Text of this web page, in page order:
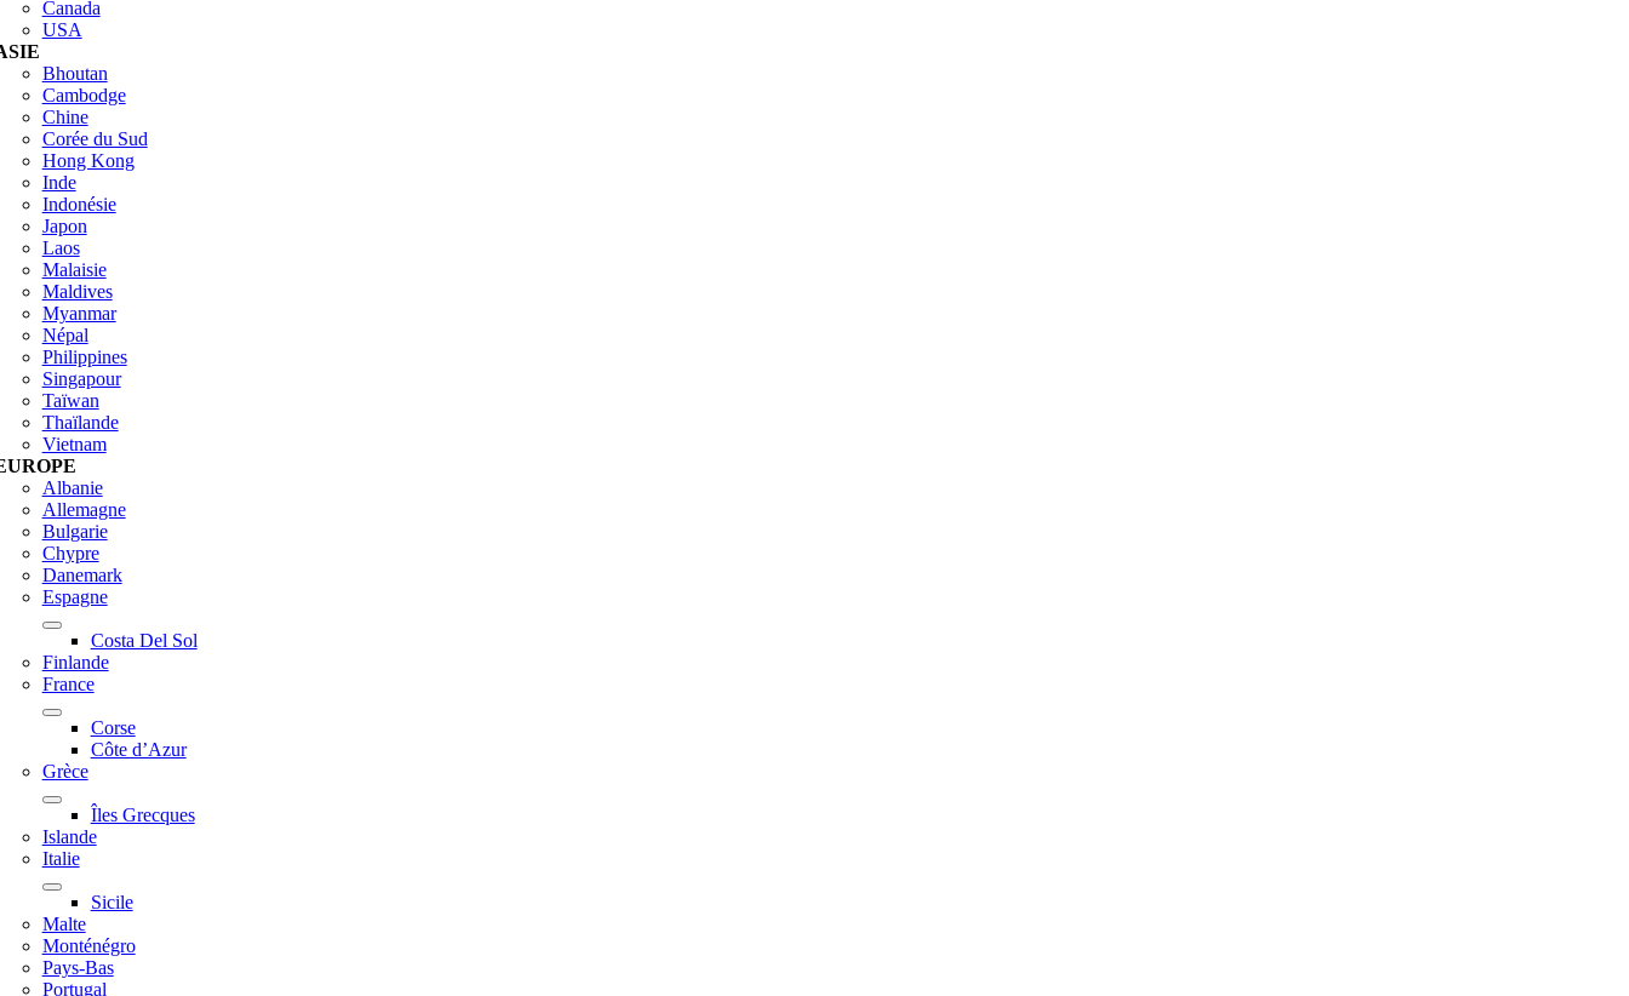
Canada
USA
Bhoutan
Cambodge
Chine
Corée du Sud
Hong Kong
Inde
Indonésie
Japon
Laos
Malaisie
Maldives
Myanmar
Népal
Philippines
Singapour
Taïwan
Thaïlande
Vietnam
Albanie
Allemagne
Bulgarie
Chypre
Danemark
Espagne
Costa Del Sol
Finlande
France
Corse
Côte d’Azur
Grèce
Îles Grecques
Islande
Italie
Sicile
Malte
Monténégro
Pays-Bas
Portugal